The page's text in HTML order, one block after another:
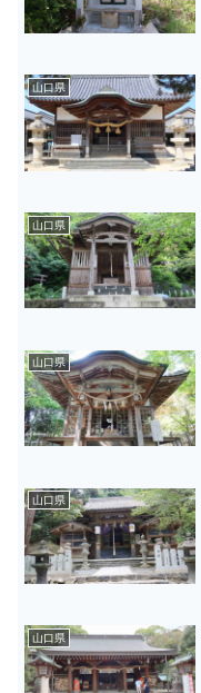
山口県
山口県
山口県
山口県
山口県